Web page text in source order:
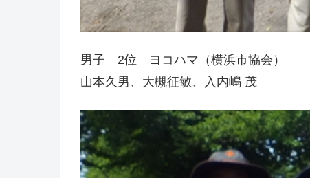
男子 2位 ヨコハマ（横浜市協会）
山本久男、大槻征敏、入内嶋 茂